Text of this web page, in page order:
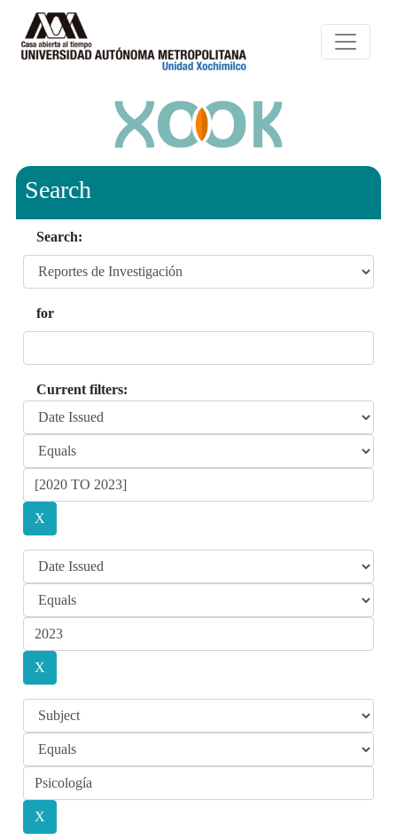
Search
Search:
for
Current filters: